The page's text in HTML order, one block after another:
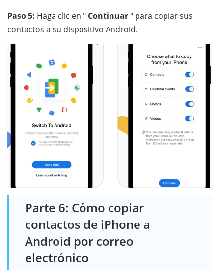
Paso 5: Haga clic en " Continuar " para copiar sus
contactos a su dispositivo Android.
Parte 6: Cómo copiar
contactos de iPhone a
Android por correo
electrónico